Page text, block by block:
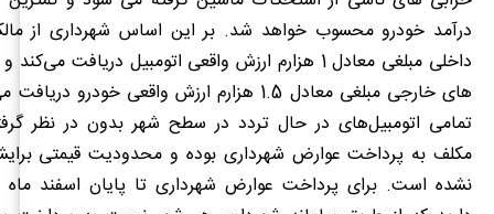
درآمد خودرو محسوب خواهد شد. بر این اساس شهرداری از
داخلی مبلغی معادل 1 هزارم ارزش واقعی اتومبیل دریافت
های خارجی مبلغی معادل 1.5 هزارم ارزش واقعی
تمامی اتومبیل‌های در حال تردد در سطح شهر بدون در نظر
مکلف به پرداخت عوارض شهرداری بوده و محدودیت قیمتی
نشده است. برای پرداخت عوارض شهرداری تا پایان اسفند